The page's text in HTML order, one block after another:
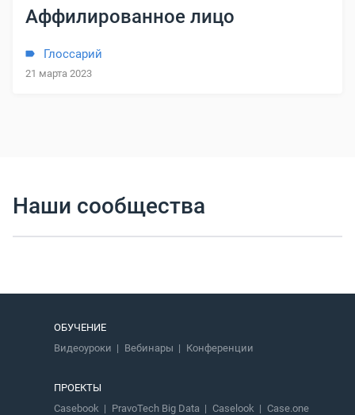
Аффилированное лицо
Глоссарий
21 марта 2023
Наши сообщества
ОБУЧЕНИЕ
Видеоуроки
Вебинары Конференции
ПРОЕКТЫ
Casebook
PravoTech Big Data Caselook Case.one